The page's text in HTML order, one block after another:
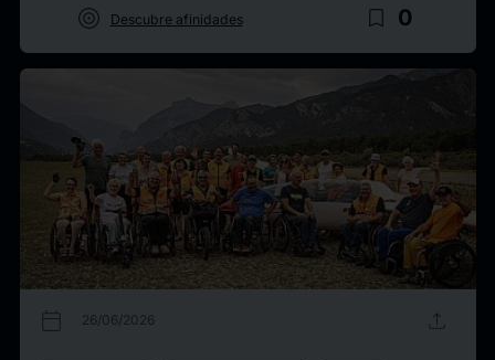
target Descubre afinidades bookmark_border 0
calendar_today 26/06/2026 upload